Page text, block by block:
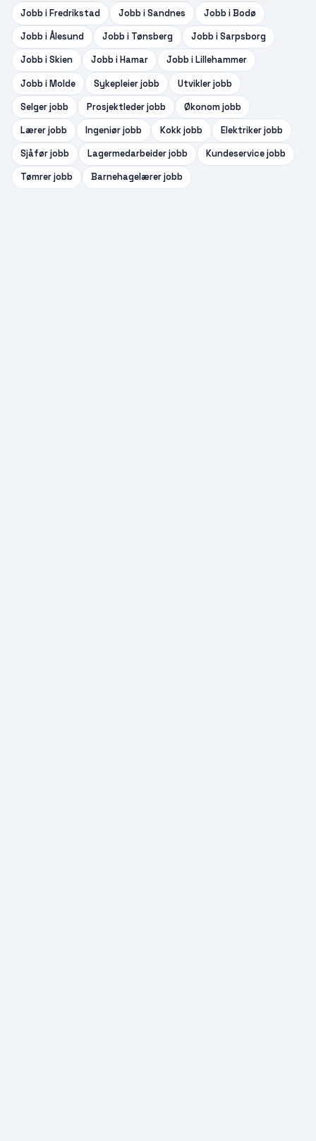
Jobb iFredrikstad Jobb iSandnes Jobb iBodø
Jobb iÅlesund Jobb i Tønsberg Jobb iSarpsborg
Jobb iSkien Jobb iHamar Jobb iLillehammer
Jobb iMolde Sykepleierjobb Utviklerjobb
Selgerjobb Prosjektlederjobb Økonomjobb
Lærerjobb Ingeniørjobb Kokkjobb Elektrikerjobb
Sjåførjobb Lagermedarbeiderjobb Kundeservicejobb
Tømrerjobb Barnehagelærerjobb